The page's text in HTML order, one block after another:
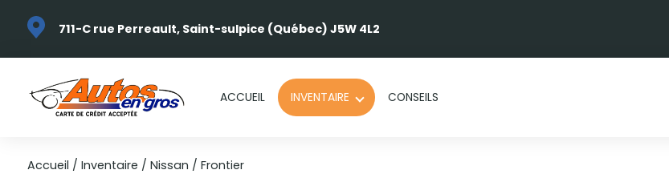
711-C rue Perreault, Saint-sulpice (Québec) J5W 4L2
ACCUEIL INVENTAIRE CONSEILS
Accueil / Inventaire / Nissan / Frontier